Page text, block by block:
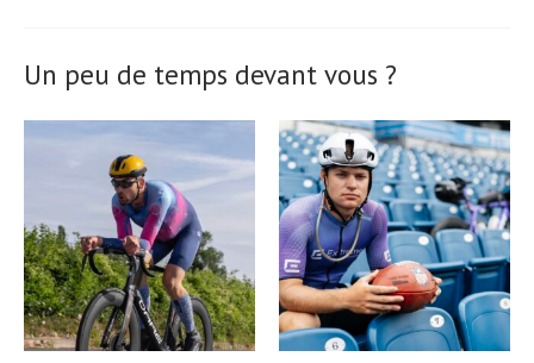
Un peu de temps devant vous ?